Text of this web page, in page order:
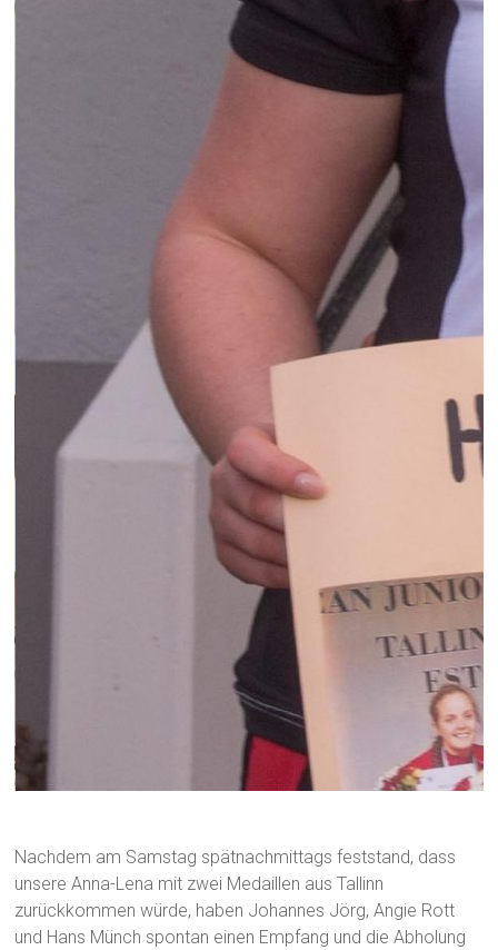
Nachdem am Samstag spätnachmittags feststand, dass
unsere Anna-Lena mit zwei Medaillen aus Tallinn
zurückkommen würde, haben Johannes Jörg, Angie Rott
und Hans Münch spontan einen Empfang und die Abholung